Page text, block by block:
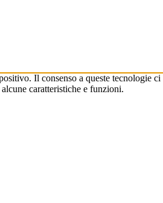
Il consenso a queste tecnologie
caratteristiche e funzioni.